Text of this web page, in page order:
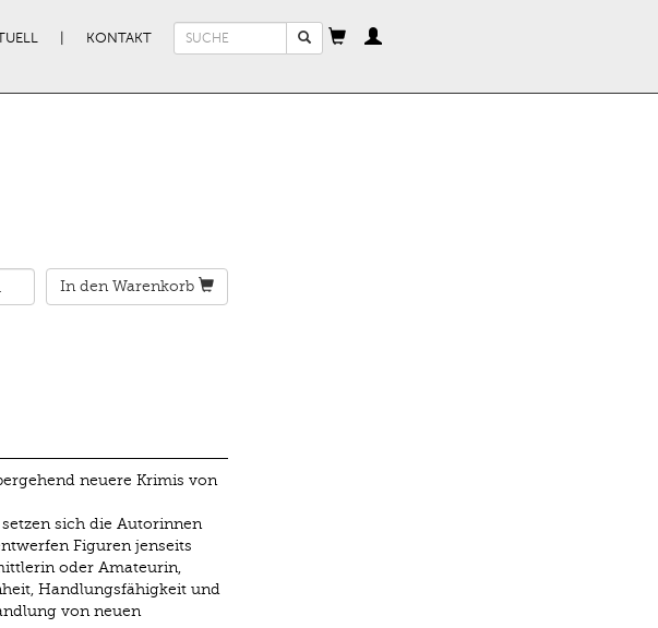
KONTAKT
Suchformular
In den Warenkorb
neuere Krimis von
sich die Autorinnen
Figuren jenseits
oder Amateurin,
Handlungsfähigkeit und
von neuen